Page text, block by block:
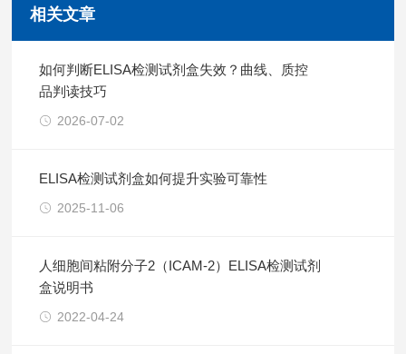
相关文章
如何判断ELISA检测试剂盒失效？曲线、质控
品判读技巧
2026-07-02
ELISA检测试剂盒如何提升实验可靠性
2025-11-06
人细胞间粘附分子2（ICAM-2）ELISA检测试剂
盒说明书
2022-04-24